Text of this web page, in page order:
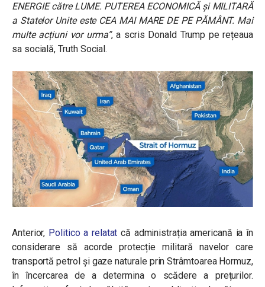
ENERGIE către LUME. PUTEREA ECONOMICĂ și MILITARĂ
a Statelor Unite este CEA MAI MARE DE PE PĂMÂNT. Mai
multe acțiuni vor urma”, a scris Donald Trump pe rețeaua
sa socială, Truth Social.
Anterior, Politico a relatat că administrația americană ia în
considerare să acorde protecție militară navelor care
transportă petrol și gaze naturale prin Strâmtoarea Hormuz,
în încercarea de a determina o scădere a prețurilor.